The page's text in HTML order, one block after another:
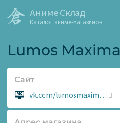
Аниме Склад
Каталог аниме-магазинов
Lumos Maxima
Сайт
Сайт:
vk.com/lumosmaxim…